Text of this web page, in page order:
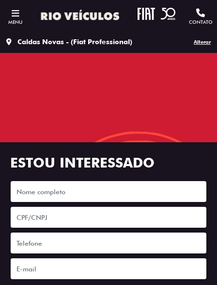
MENU CONTATO
Caldas Novas - (Fiat Professional) Alterar
ESTOU INTERESSADO